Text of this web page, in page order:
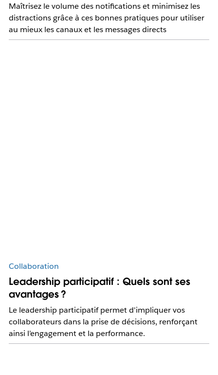
Maîtrisez le volume des notifications et minimisez les
distractions grâce à ces bonnes pratiques pour utiliser
au mieux les canaux et les messages directs
Collaboration
Leadership participatif : Quels sont ses
avantages ?
Le leadership participatif permet d'impliquer vos
collaborateurs dans la prise de décisions, renforçant
ainsi l’engagement et la performance.